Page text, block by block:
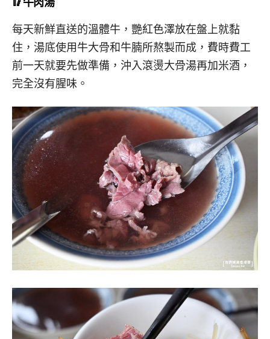
每天新鮮直送的溫體牛，艷紅色澤放在盤上就黏
住，湯底使用牛大骨和牛腩所熬製而成，費時費工
前一天就要先做準備，沖入滾燙大骨湯再加米酒，
完全沒有腥味。